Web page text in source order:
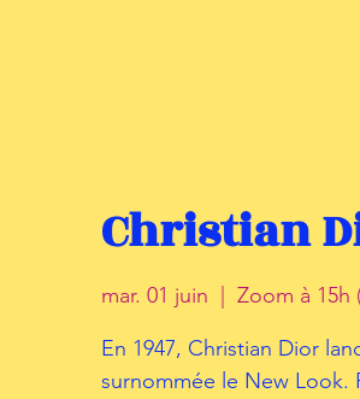
Christian
mar. 01 juin
Zoom à 15h
En 1947, Christian Dior
surnommée le New Look.